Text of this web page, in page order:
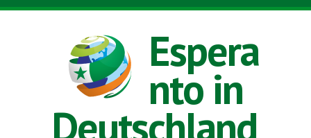
Direkt zum Inhalt
Espera
nto in
Deutschland